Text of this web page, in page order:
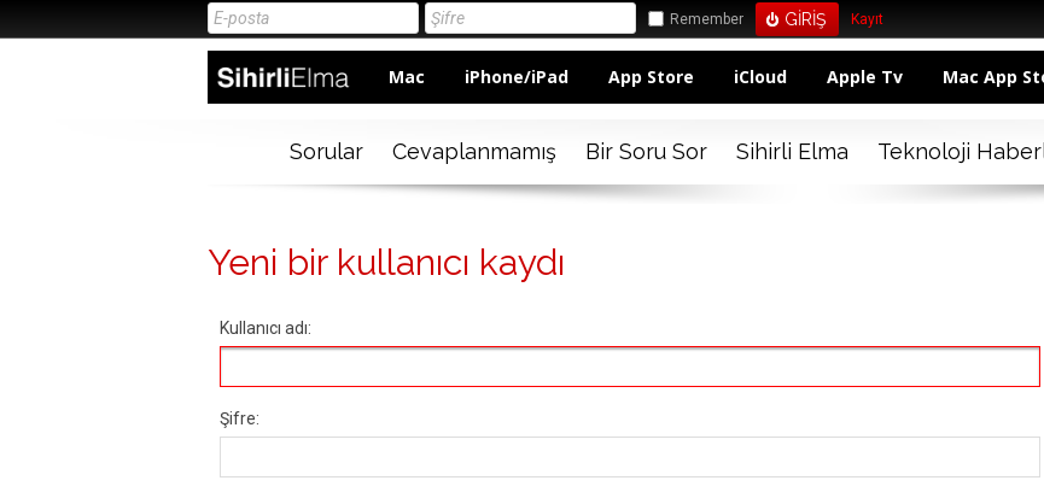
Remember Kayıt
Mac iPhone/iPad App Store iCloud Apple Tv Mac App
Sorular Cevaplanmamış Bir Soru Sor Sihirli Elma Teknoloji
Yeni bir kullanıcı kaydı
Kullanıcı adı:
Şifre: